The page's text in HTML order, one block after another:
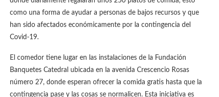
como una forma de ayudar a personas de bajos recursos y que
han sido afectados económicamente por la contingencia del
Covid-19.
El comedor tiene lugar en las instalaciones de la Fundación
Banquetes Catedral ubicada en la avenida Crescencio Rosas
número 27, donde esperan ofrecer la comida gratis hasta que la
contingencia pase y las cosas se normalicen. Esta iniciativa es